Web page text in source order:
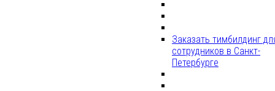
Заказать тимбилдинг
сотрудников в Санкт-
Петербурге